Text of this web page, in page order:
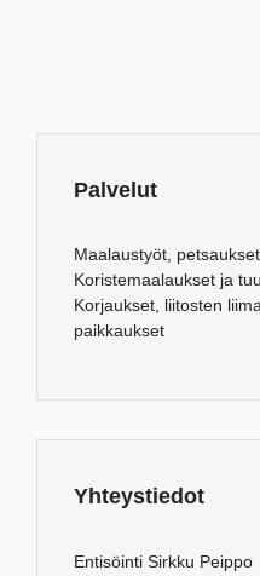
Palvelut
Maalaustyöt,
Koristemaalaukset ja
Korjaukset, liitosten
paikkaukset
Yhteystiedot
Entisöinti Sirkku Peippo